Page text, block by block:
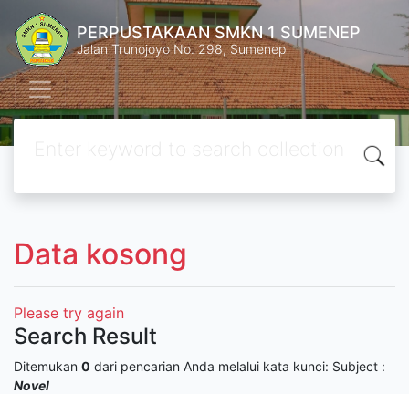
PERPUSTAKAAN SMKN 1 SUMENEP
Jalan Trunojoyo No. 298, Sumenep
Data kosong
Please try again
Search Result
Ditemukan 0 dari pencarian Anda melalui kata kunci: Subject :
Novel